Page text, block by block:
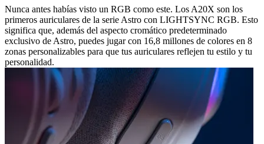
Nunca antes habías visto un RGB como este. Los A20X son los
primeros auriculares de la serie Astro con LIGHTSYNC RGB. Esto
significa que, además del aspecto cromático predeterminado
exclusivo de Astro, puedes jugar con 16,8 millones de colores en 8
zonas personalizables para que tus auriculares reflejen tu estilo y tu
personalidad.